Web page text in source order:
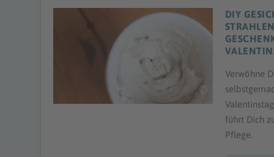
DIY
Verwöhne
führt Dich
Pflege.